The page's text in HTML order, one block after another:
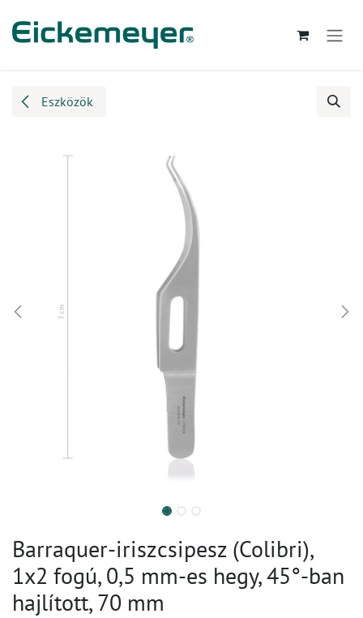
Eszközök
Barraquer-iriszcsipesz (Colibri),
1x2 fogú, 0,5 mm-es hegy, 45°-ban
hajlított, 70 mm